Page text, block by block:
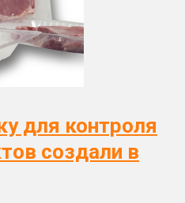
для контроля
создали в